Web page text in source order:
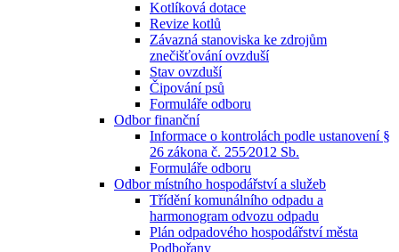
Kotlíková dotace
Revize kotlů
Závazná stanoviska ke zdrojům
znečišťování ovzduší
Stav ovzduší
Čipování psů
Formuláře odboru
Odbor finanční
Informace o kontrolách podle ustanovení §
26 zákona č. 255⁄2012 Sb.
Formuláře odboru
Odbor místního hospodářství a služeb
Třídění komunálního odpadu a
harmonogram odvozu odpadu
Plán odpadového hospodářství města
Podbořany